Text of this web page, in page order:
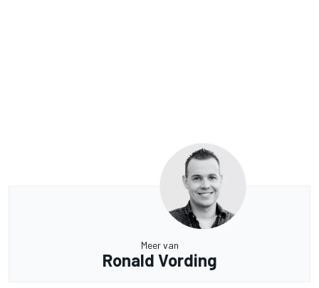
Meer van
Ronald Vording